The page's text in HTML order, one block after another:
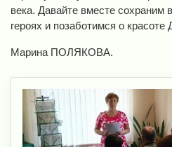
века. Давайте вместе сохраним
героях и позаботимся о красоте
Марина ПОЛЯКОВА.